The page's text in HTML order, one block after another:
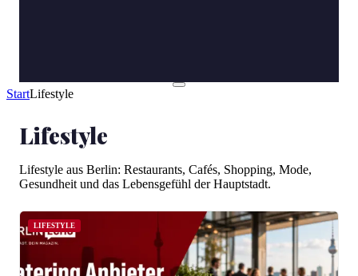
StartLifestyle
Lifestyle
Lifestyle aus Berlin: Restaurants, Cafés, Shopping, Mode,
Gesundheit und das Lebensgefühl der Hauptstadt.
LIFESTYLE